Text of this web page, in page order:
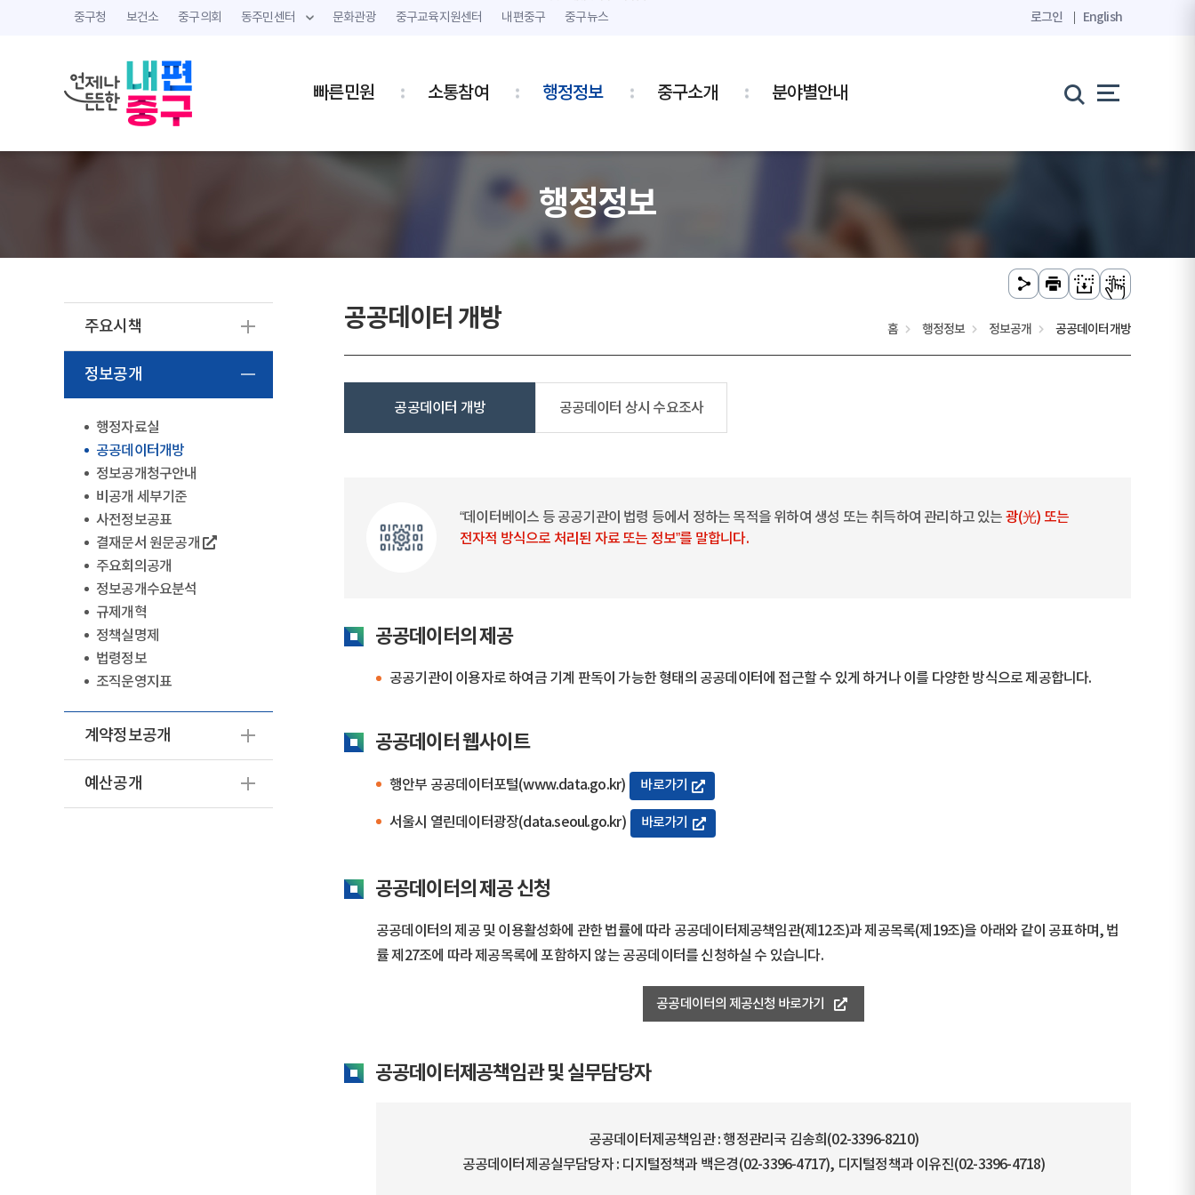
중구청 보건소 중구의회 동주민센터 문화관광 중구교육지원센터 내편중구 중구뉴스 로그인 English
빠른민원 소통참여 행정정보 중구소개 분야별안내
행정정보
주요시책
정보공개
행정자료실
공공데이터개방
정보공개청구안내
비공개 세부기준
사전정보공표
결재문서 원문공개
주요회의공개
정보공개수요분석
규제개혁
정책실명제
법령정보
조직운영지표
계약정보공개
예산공개
공공데이터 개방 홈 행정정보 정보공개 공공데이터개방
공공데이터 개방 공공데이터 상시 수요조사
“데이터베이스 등 공공기관이 법령 등에서 정하는 목적을 위하여 생성 또는 취득하여 관리하고 있는 광(光) 또는
전자적 방식으로 처리된 자료 또는 정보”를 말합니다.
공공데이터의 제공
공공기관이 이용자로 하여금 기계 판독이 가능한 형태의 공공데이터에 접근할 수 있게 하거나 이를 다양한 방식으로 제공합니다.
공공데이터 웹사이트
행안부 공공데이터포털(www.data.go.kr) 바로가기
서울시 열린데이터광장(data.seoul.go.kr) 바로가기
공공데이터의 제공 신청
공공데이터의 제공 및 이용활성화에 관한 법률에 따라 공공데이터제공책임관(제12조)과 제공목록(제19조)을 아래와 같이 공표하며, 법
률 제27조에 따라 제공목록에 포함하지 않는 공공데이터를 신청하실 수 있습니다.
공공데이터의 제공신청 바로가기
공공데이터제공책임관 및 실무담당자
공공데이터제공책임관 : 행정관리국 김송희(02-3396-8210)
공공데이터제공실무담당자 : 디지털정책과 백은경(02-3396-4717), 디지털정책과 이유진(02-3396-4718)